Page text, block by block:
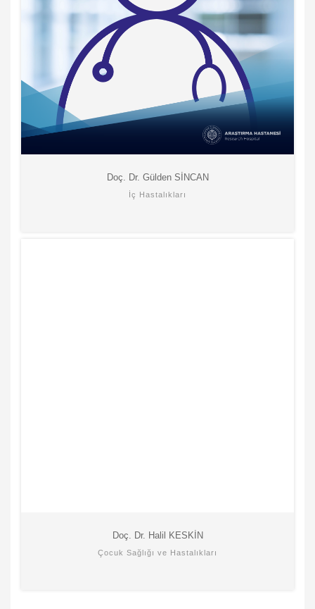
Doç. Dr. Gülden SİNCAN
İç Hastalıkları
Doç. Dr. Halil KESKİN
Çocuk Sağlığı ve Hastalıkları